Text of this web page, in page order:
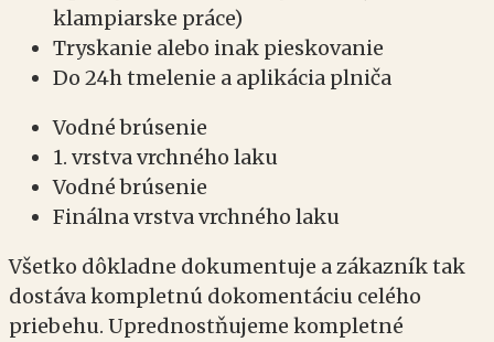
klampiarske práce)
Tryskanie alebo inak pieskovanie
Do 24h tmelenie a aplikácia plniča
Vodné brúsenie
1. vrstva vrchného laku
Vodné brúsenie
Finálna vrstva vrchného laku
Všetko dôkladne dokumentuje a zákazník tak
dostáva kompletnú dokomentáciu celého
priebehu. Uprednostňujeme kompletné